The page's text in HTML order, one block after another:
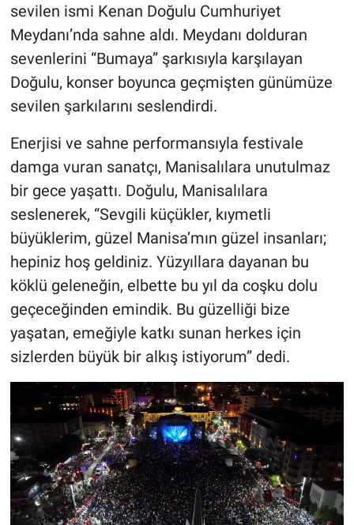
sevilen ismi Kenan Doğulu Cumhuriyet
Meydanı’nda sahne aldı. Meydanı dolduran
sevenlerini “Bumaya” şarkısıyla karşılayan
Doğulu, konser boyunca geçmişten günümüze
sevilen şarkılarını seslendirdi.
Enerjisi ve sahne performansıyla festivale
damga vuran sanatçı, Manisalılara unutulmaz
bir gece yaşattı. Doğulu, Manisalılara
seslenerek, “Sevgili küçükler, kıymetli
büyüklerim, güzel Manisa’mın güzel insanları;
hepiniz hoş geldiniz. Yüzyıllara dayanan bu
köklü geleneğin, elbette bu yıl da coşku dolu
geçeceğinden emindik. Bu güzelliği bize
yaşatan, emeğiyle katkı sunan herkes için
sizlerden büyük bir alkış istiyorum” dedi.